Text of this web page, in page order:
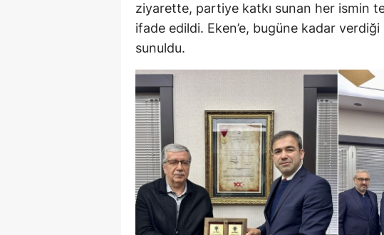
ziyarette, partiye katkı sunan her ismin
ifade edildi. Eken’e, bugüne kadar verdiği
sunuldu.